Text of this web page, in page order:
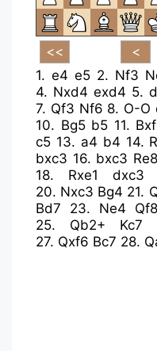
1. e4 e5 2. Nf3
4. Nxd4 exd4 5.
7. Qf3 Nf6 8. O-O
10. Bg5 b5 11.
c5 13. a4 b4 14.
bxc3 16. bxc3 Re8
18. Rxe1 dxc3
20. Nxc3 Bg4 21.
Bd7
23. Ne4 Qf8
25. Qb2+ Kc7
27. Qxf6 Bc7 28.